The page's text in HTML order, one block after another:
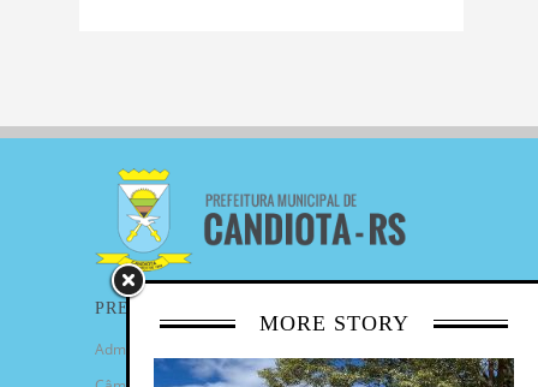
MORE STORY
PREFEITURA
Administração Municipal